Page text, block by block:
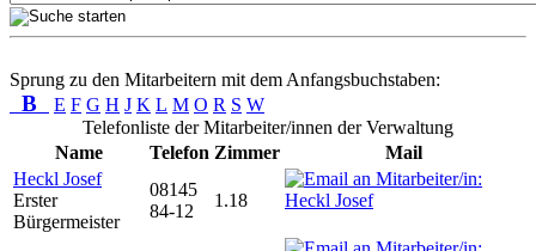
Sprung zu den Mitarbeitern mit dem Anfangsbuchstaben:
B E F G H J K L M O R S W
Telefonliste der Mitarbeiter/innen der Verwaltung
Name
Telefon Zimmer
Mail
Heckl Josef
Erster
Bürgermeister
08145
84-12
1.18